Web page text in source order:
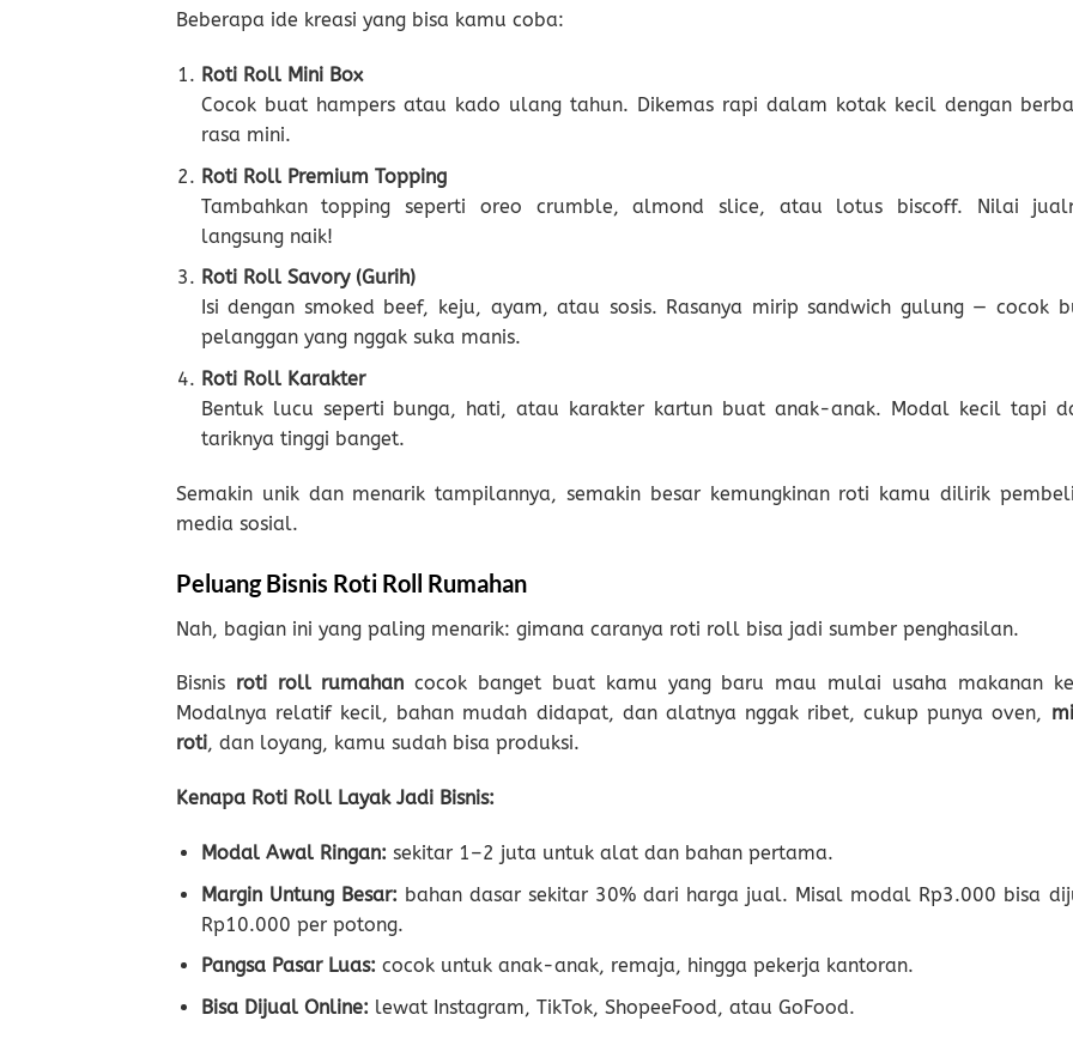
Beberapa ide kreasi yang bisa kamu coba:
Roti Roll Mini Box
Cocok buat hampers atau kado ulang tahun. Dikemas rapi dalam kotak kecil dengan
rasa mini.
Roti Roll Premium Topping
Tambahkan topping seperti oreo crumble, almond slice, atau lotus biscoff. Nilai
langsung naik!
Roti Roll Savory (Gurih)
Isi dengan smoked beef, keju, ayam, atau sosis. Rasanya mirip sandwich gulung — cocok
pelanggan yang nggak suka manis.
Roti Roll Karakter
Bentuk lucu seperti bunga, hati, atau karakter kartun buat anak-anak. Modal kecil tapi
tariknya tinggi banget.
Semakin unik dan menarik tampilannya, semakin besar kemungkinan roti kamu dilirik
media sosial.
Peluang Bisnis Roti Roll Rumahan
Nah, bagian ini yang paling menarik: gimana caranya roti roll bisa jadi sumber penghasilan.
Bisnis roti roll rumahan cocok banget buat kamu yang baru mau mulai usaha makanan
Modalnya relatif kecil, bahan mudah didapat, dan alatnya nggak ribet, cukup punya oven,
roti, dan loyang, kamu sudah bisa produksi.
Kenapa Roti Roll Layak Jadi Bisnis:
Modal Awal Ringan: sekitar 1–2 juta untuk alat dan bahan pertama.
Margin Untung Besar: bahan dasar sekitar 30% dari harga jual. Misal modal Rp3.000 bisa
Rp10.000 per potong.
Pangsa Pasar Luas: cocok untuk anak-anak, remaja, hingga pekerja kantoran.
Bisa Dijual Online: lewat Instagram, TikTok, ShopeeFood, atau GoFood.